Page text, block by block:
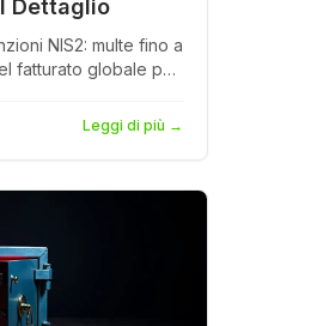
Dettaglio
NIS2: multe fino a
fatturato globale per
di applicazione negli
Leggi di più →